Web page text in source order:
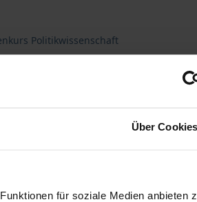
Über Cookies
für soziale Medien anbieten
Politikwissenschaft
address, VAT may vary at checkout.